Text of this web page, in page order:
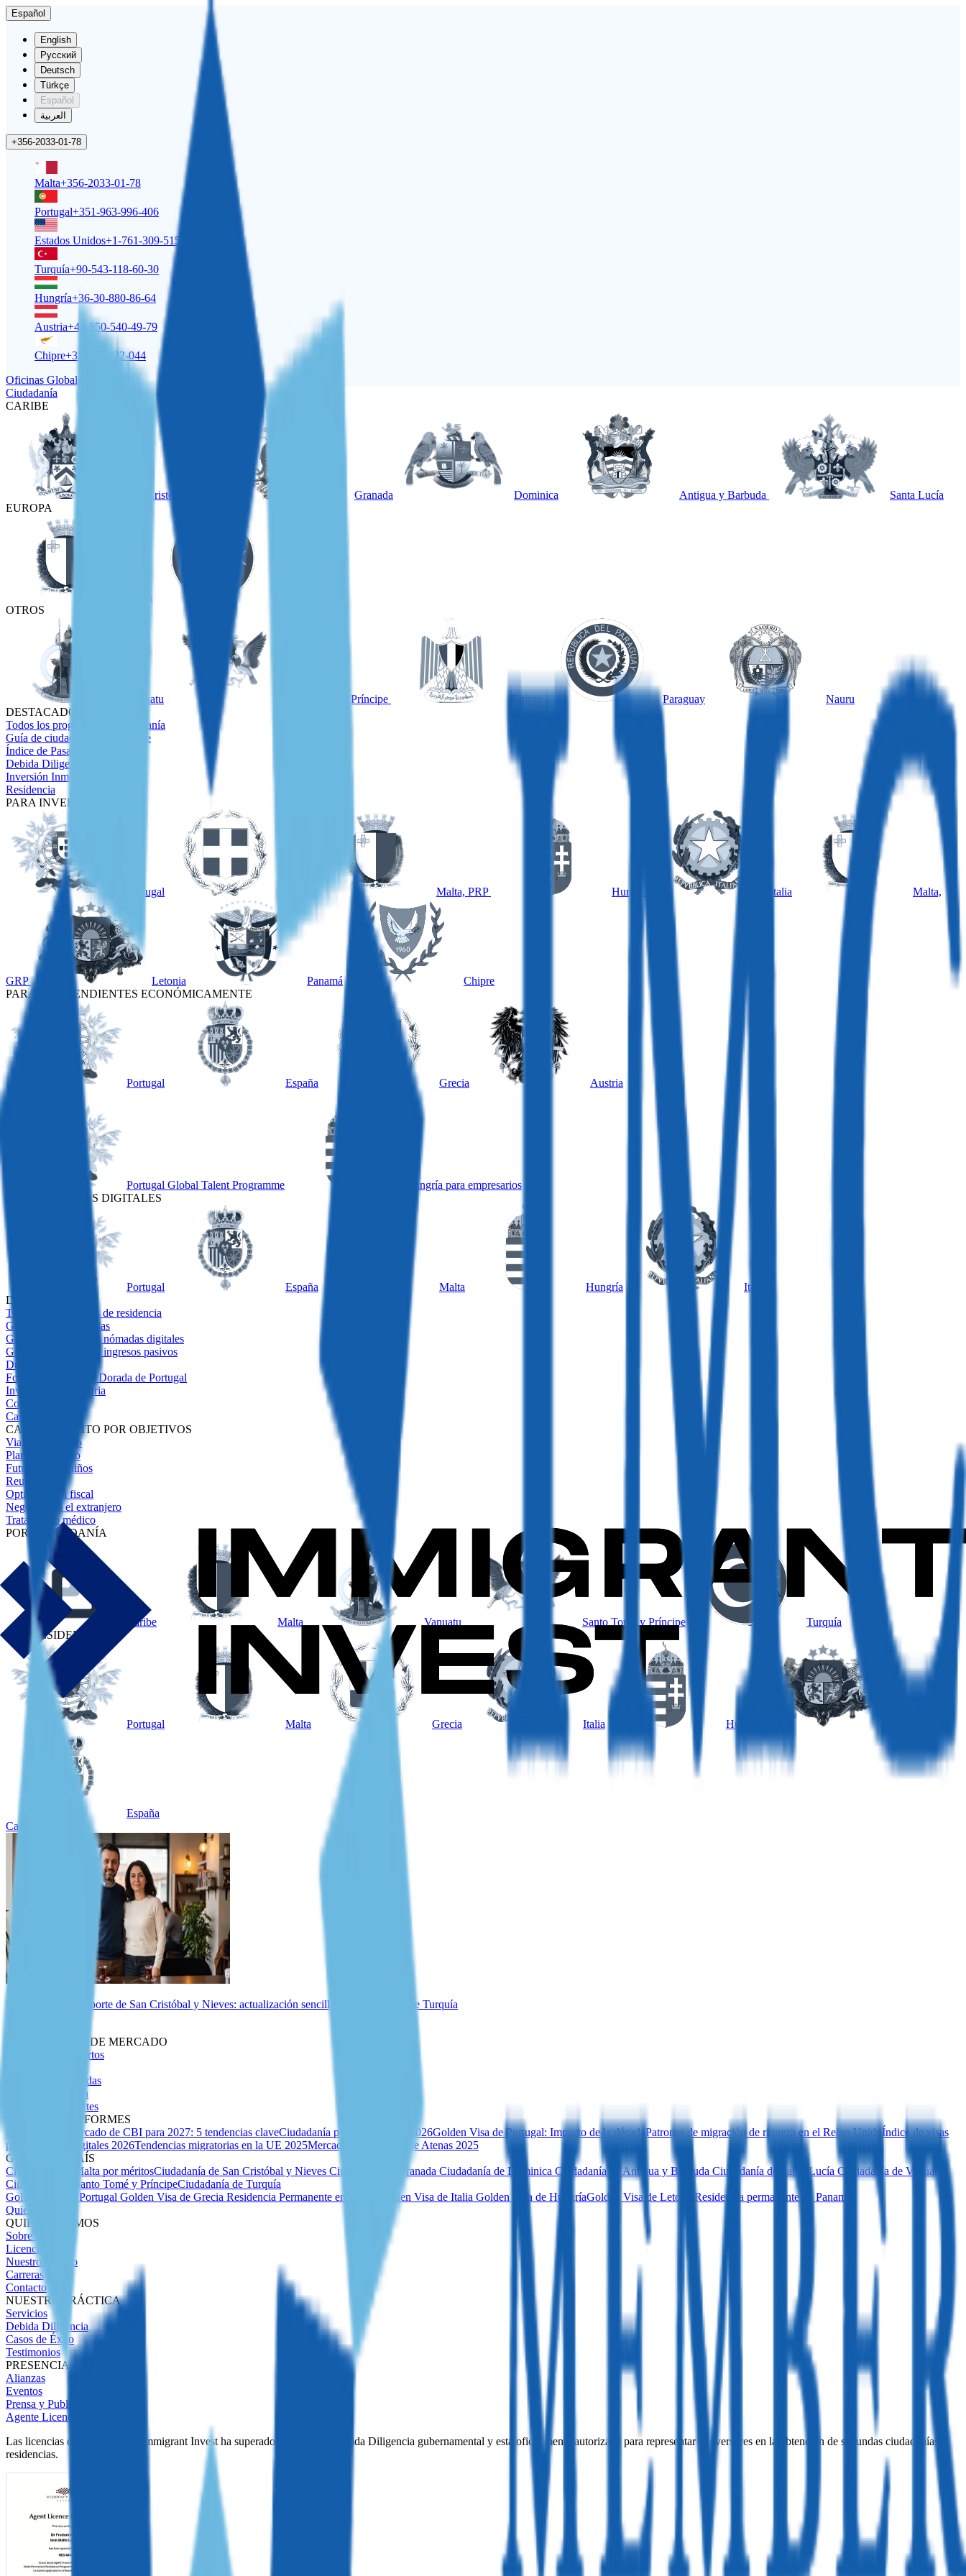
Español
English
Русский
Deutsch
Türkçe
Español
العربية
+356-2033-01-78
Malta+356-2033-01-78
Portugal+351-963-996-406
Estados Unidos+1-761-309-5158
Turquía+90-543-118-60-30
Hungría+36-30-880-86-64
Austria+43-650-540-49-79
Chipre+357-22-232-044
Oficinas Globales
Ciudadanía
CARIBE
San Cristóbal y Nieves Granada Dominica Antigua y Barbuda
Santa Lucía
EUROPA
Malta
OTROS
Vanuatu Santo Tomé y Príncipe Egipto Paraguay
Nauru
DESTACADOS
Todos los programas de ciudadanía
Guía de ciudadanía en el Caribe
Índice de Pasaportes
Debida Diligencia
Inversión Inmobiliaria
Residencia
PARA INVERSORES
Portugal Malta, PRP Hungría Italia Malta,
GRP Letonia Panamá
Chipre
PARA INDEPENDIENTES ECONÓMICAMENTE
Portugal España Grecia
Austria
OTRO
Portugal Global Talent Programme
Hungría para empresarios
PARA NÓMADAS DIGITALES
Portugal España Malta Hungría
Italia
DESTACADO
Todos los programas de residencia
Guía de Visas Doradas
Guía de visados ​​para nómadas digitales
Guía de visados ​​para ingresos pasivos
Due Diligence
Fondos para la Visa Dorada de Portugal
Inversión Inmobiliaria
Comparativa
Casos de Éxito
CASOS DE ÉXITO POR OBJETIVOS
Viajes sin visado
Plan de respaldo
Futuro de los niños
Reubicación
Optimización fiscal
Negocios en el extranjero
Tratamiento médico
POR CIUDADANÍA
Caribe Malta Vanuatu Santo Tomé y Príncipe
Turquía
POR RESIDENCIA
Portugal Malta Grecia Italia Hungría
España
Caso destacado
Biometría del pasaporte de San Cristóbal y Nieves: actualización sencilla para inversores de Turquía
INTELIGENCIA DE MERCADO
Artículos de Expertos
Guías Especializadas
Debida Diligencia
Índice de Pasaportes
ANÁLISIS E INFORMES
Previsión del mercado de CBI para 2027: 5 tendencias claveCiudadanía por inversión en 2026Golden Visa de Portugal: Impacto de la décadaPatrones de migración de riqueza en el Reino UnidoÍndice de visas
para nómadas digitales 2026Tendencias migratorias en la UE 2025Mercado inmobiliario de Atenas 2025
GUÍAS POR PAÍS
Ciudadanía de Malta por méritosCiudadanía de San Cristóbal y Nieves Ciudadanía de Granada Ciudadanía de Dominica Ciudadanía de Antigua y Barbuda Ciudadanía de Santa Lucía Ciudadanía de Vanuatu
Ciudadanía de Santo Tomé y PríncipeCiudadanía de Turquía
Golden Visa de Portugal Golden Visa de Grecia Residencia Permanente en Malta Golden Visa de Italia Golden Visa de HungríaGolden Visa de Letonia
Residencia permanente en Panamá
Quiénes Somos
QUIÉNES SOMOS
Sobre Nosotros
Licencias
Nuestro Equipo
Carreras
Contacto
NUESTRA PRÁCTICA
Servicios
Debida Diligencia
Casos de Éxito
Testimonios
PRESENCIA GLOBAL
Alianzas
Eventos
Prensa y Publicaciones
Agente Licenciado
Las licencias demuestran que Immigrant Invest ha superado una estricta Debida Diligencia gubernamental y está oficialmente autorizada para representar a inversores en la obtención de segundas ciudadanías o
residencias.